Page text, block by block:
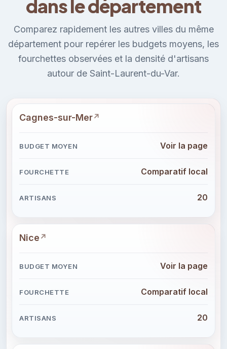
dans le département
Comparez rapidement les autres villes du même
département pour repérer les budgets moyens, les
fourchettes observées et la densité d'artisans
autour de Saint-Laurent-du-Var.
Cagnes-sur-Mer
Voir la page
Comparatif local
20
Nice
Voir la page
Comparatif local
20